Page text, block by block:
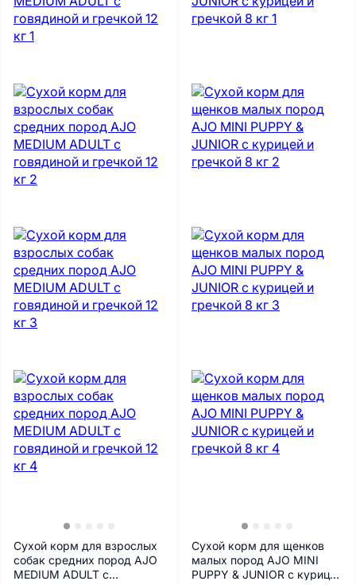
Сухой корм для взрослых
собак средних пород AJO
MEDIUM ADULT с
Сухой корм для щенков
малых пород AJO MINI
PUPPY & JUNIOR с курицей